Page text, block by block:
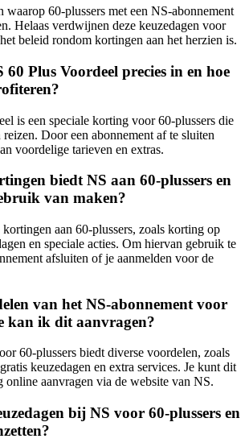
waarop 60-plussers met een NS-abonnement
Helaas verdwijnen deze keuzedagen voor
beleid rondom kortingen aan het herzien is.
Plus Voordeel precies in en hoe
is een speciale korting voor 60-plussers die
Door een abonnement af te sluiten
voordelige tarieven en extras.
biedt NS aan 60-plussers en
van maken?
aan 60-plussers, zoals korting op
en speciale acties. Om hiervan gebruik te
afsluiten of je aanmelden voor de
van het NS-abonnement voor
kan ik dit aanvragen?
60-plussers biedt diverse voordelen, zoals
keuzedagen en extra services. Je kunt dit
online aanvragen via de website van NS.
bij NS voor 60-plussers en